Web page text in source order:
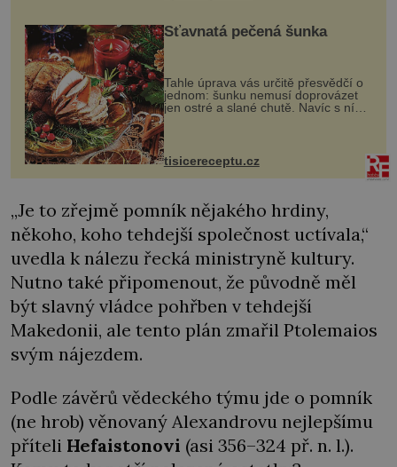
Šťavnatá pečená šunka
Tahle úprava vás určitě přesvědčí o
jednom: šunku nemusí doprovázet
jen ostré a slané chutě. Navíc s ní
nakrmíte poměrně hodně hladových
krků. Ingredience sádlo 3 kg šunky
vcelku 3 stroužky česneku hl...
tisicereceptu.cz
„Je to zřejmě pomník nějakého hrdiny,
někoho, koho tehdejší společnost uctívala,“
uvedla k nálezu řecká ministryně kultury.
Nutno také připomenout, že původně měl
být slavný vládce pohřben v tehdejší
Makedonii, ale tento plán zmařil Ptolemaios
svým nájezdem.
Podle závěrů vědeckého týmu jde o pomník
(ne hrob) věnovaný Alexandrovu nejlepšímu
příteli Hefaistonovi (asi 356–324 př. n. l.).